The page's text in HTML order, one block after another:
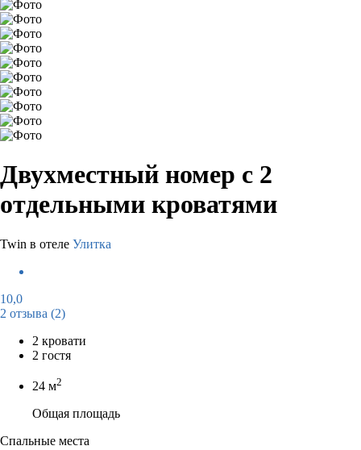
Двухместный номер с 2
отдельными кроватями
Twin в отеле Улитка
10,0
2 отзыва (2)
2 кровати
2 гостя
24 м2
Общая площадь
Спальные места